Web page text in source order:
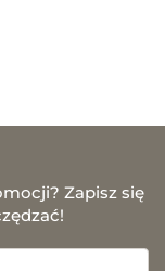
Zapisz się